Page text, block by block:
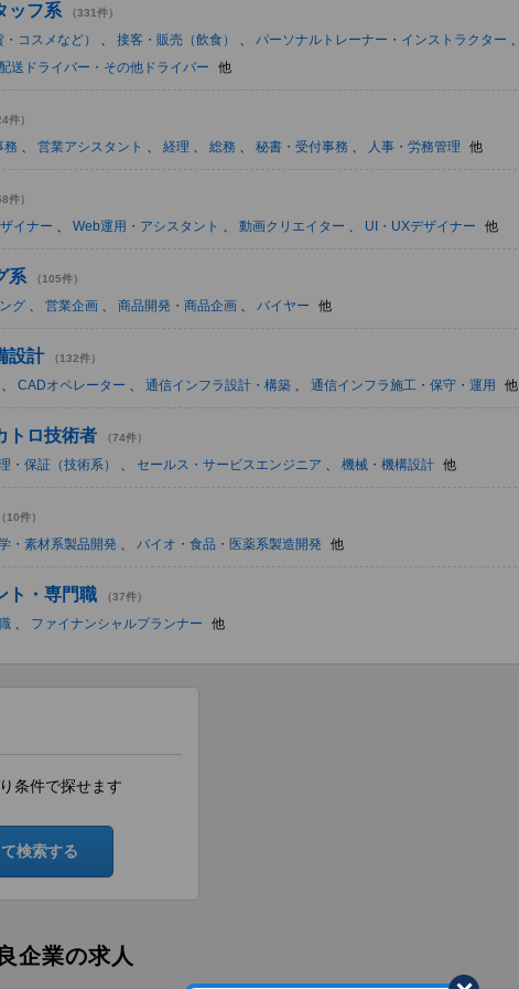
ッフ系 （331件）
コスメなど） 、 接客・販売（飲食） 、 パーソナルトレーナー・インストラクター 、
送ドライバー・その他ドライバー 他
件）
務 、 営業アシスタント 、 経理 、 総務 、 秘書・受付事務 、 人事・労務管理 他
件）
イナー 、 Web運用・アシスタント 、 動画クリエイター 、 UI・UXデザイナー 他
系 （105件）
グ 、 営業企画 、 商品開発・商品企画 、 バイヤー 他
設計 （132件）
、 CADオペレーター 、 通信インフラ設計・構築 、 通信インフラ施工・保守・運用 他
トロ技術者 （74件）
・保証（技術系） 、 セールス・サービスエンジニア 、 機械・機構設計 他
（10件）
・素材系製品開発 、 バイオ・食品・医薬系製造開発 他
ト・専門職 （37件）
、 ファイナンシャルプランナー 他
条件で探せます
検索する
企業の求人